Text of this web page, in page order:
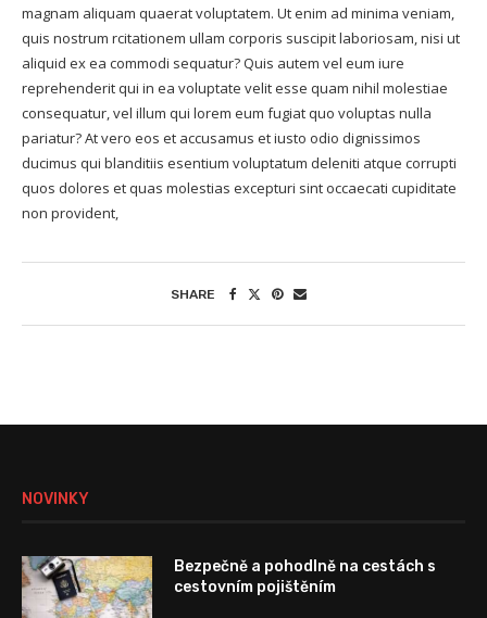
magnam aliquam quaerat voluptatem. Ut enim ad minima veniam,
quis nostrum rcitationem ullam corporis suscipit laboriosam, nisi ut
aliquid ex ea commodi sequatur? Quis autem vel eum iure
reprehenderit qui in ea voluptate velit esse quam nihil molestiae
consequatur, vel illum qui lorem eum fugiat quo voluptas nulla
pariatur? At vero eos et accusamus et iusto odio dignissimos
ducimus qui blanditiis esentium voluptatum deleniti atque corrupti
quos dolores et quas molestias excepturi sint occaecati cupiditate
non provident,
SHARE
NOVINKY
Bezpečně a pohodlně na cestách s
cestovním pojištěním